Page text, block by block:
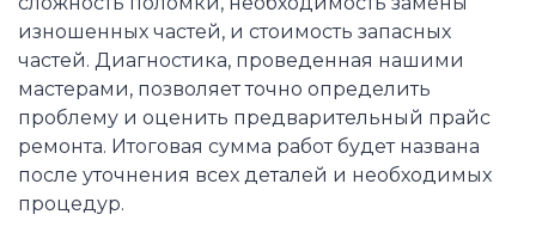
изношенных частей, и стоимость запасных
частей. Диагностика, проведенная нашими
мастерами, позволяет точно определить
проблему и оценить предварительный прайс
ремонта. Итоговая сумма работ будет названа
после уточнения всех деталей и необходимых
процедур.